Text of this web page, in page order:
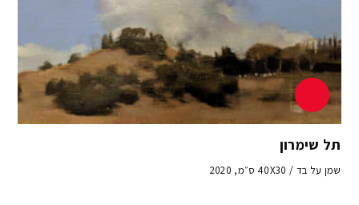
תל שימרון
שמן על בד / 40X30 ס״מ, 2020